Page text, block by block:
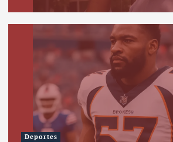
Deportes